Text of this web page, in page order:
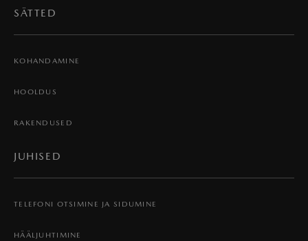
SÄTTED
KOHANDAMINE
HOOLDUS
RAKENDUSED
JUHISED
TELEFONI OTSIMINE JA SIDUMINE
HÄÄLJUHTIMINE